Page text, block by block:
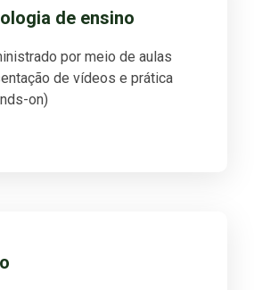
de ensino
por meio de aulas
de vídeos e prática
on)